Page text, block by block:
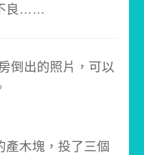
良……
倒出的照片， 可以
產木塊，投了三個